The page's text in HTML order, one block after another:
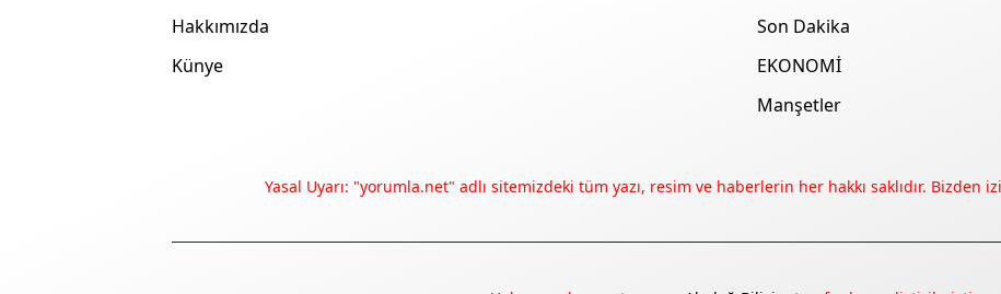
Hakkımızda
Künye
Son Dakika
EKONOMİ
Manşetler
Yasal Uyarı: "yorumla.net" adlı sitemizdeki tüm yazı, resim ve haberlerin her hakkı saklıdır. Bizden